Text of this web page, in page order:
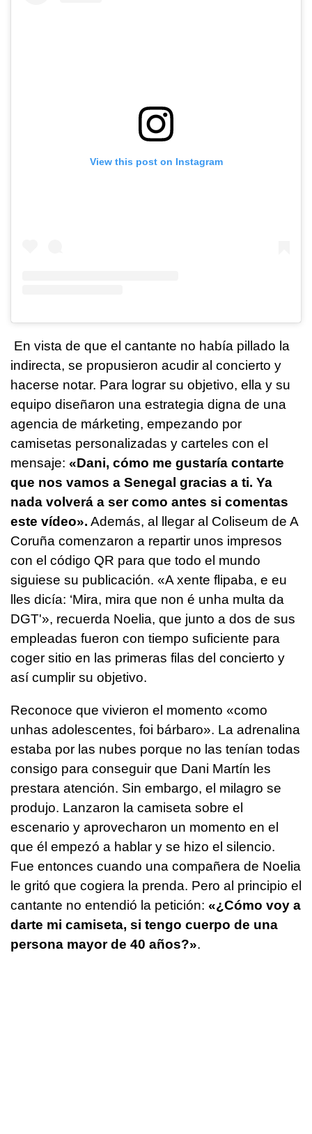
View this post on Instagram
En vista de que el cantante no había pillado la
indirecta, se propusieron acudir al concierto y
hacerse notar. Para lograr su objetivo, ella y su
equipo diseñaron una estrategia digna de una
agencia de márketing, empezando por
camisetas personalizadas y carteles con el
mensaje: «Dani, cómo me gustaría contarte
que nos vamos a Senegal gracias a ti. Ya
nada volverá a ser como antes si comentas
este vídeo». Además, al llegar al Coliseum de A
Coruña comenzaron a repartir unos impresos
con el código QR para que todo el mundo
siguiese su publicación. «A xente flipaba, e eu
lles dicía: ‘Mira, mira que non é unha multa da
DGT'», recuerda Noelia, que junto a dos de sus
empleadas fueron con tiempo suficiente para
coger sitio en las primeras filas del concierto y
así cumplir su objetivo.
Reconoce que vivieron el momento «como
unhas adolescentes, foi bárbaro». La adrenalina
estaba por las nubes porque no las tenían todas
consigo para conseguir que Dani Martín les
prestara atención. Sin embargo, el milagro se
produjo. Lanzaron la camiseta sobre el
escenario y aprovecharon un momento en el
que él empezó a hablar y se hizo el silencio.
Fue entonces cuando una compañera de Noelia
le gritó que cogiera la prenda. Pero al principio el
cantante no entendió la petición: «¿Cómo voy a
darte mi camiseta, si tengo cuerpo de una
persona mayor de 40 años?».